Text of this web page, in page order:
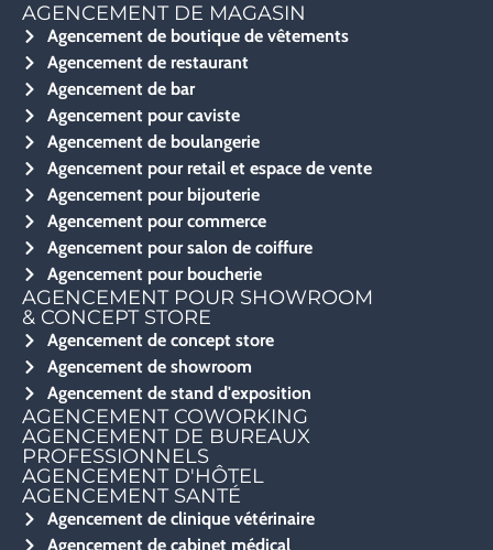
AGENCEMENT DE MAGASIN
Agencement de boutique de vêtements
Agencement de restaurant
Agencement de bar
Agencement pour caviste
Agencement de boulangerie
Agencement pour retail et espace de vente
Agencement pour bijouterie
Agencement pour commerce
Agencement pour salon de coiffure
Agencement pour boucherie
AGENCEMENT POUR SHOWROOM
& CONCEPT STORE
Agencement de concept store
Agencement de showroom
Agencement de stand d'exposition
AGENCEMENT COWORKING
AGENCEMENT DE BUREAUX
PROFESSIONNELS
AGENCEMENT D'HÔTEL
AGENCEMENT SANTÉ
Agencement de clinique vétérinaire
Agencement de cabinet médical